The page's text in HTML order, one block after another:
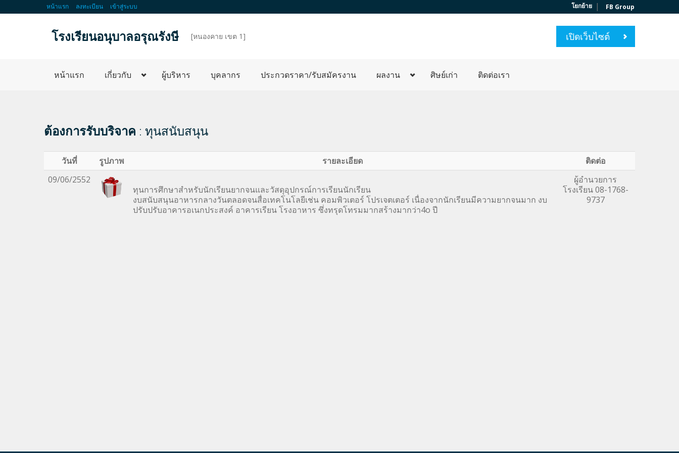
หน้าแรก ลงทะเบียน เข้าสู่ระบบ โยกย้าย | FB Group
โรงเรียนอนุบาลอรุณรังษี [หนองคาย เขต 1] เปิดเว็บไซต์
หน้าแรก เกี่ยวกับ ผู้บริหาร บุคลากร ประกวดราคา/รับสมัครงาน ผลงาน ศิษย์เก่า ติดต่อเรา
ต้องการรับบริจาค : ทุนสนับสนุน
วันที่ รูปภาพ รายละเอียด
ติดต่อ
09/06/2552
ทุนการศึกษาสำหรับนักเรียนยากจนและวัสดุอุปกรณ์การเรียนนักเรียน
งบสนับสนุนอาหารกลางวันตลอดจนสื่อเทคโนโลยีเช่น คอมพิวเตอร์ โปรเจตเตอร์ เนื่องจากนักเรียนมีความยากจนมาก งบ
ปรับปรับอาคารอเนกประสงค์ อาคารเรียน โรงอาหาร ซึ่งทรุดโทรมมากสร้างมากว่า4o ปี
ผู้อำนวยการ
โรงเรียน 08-1768-
9737